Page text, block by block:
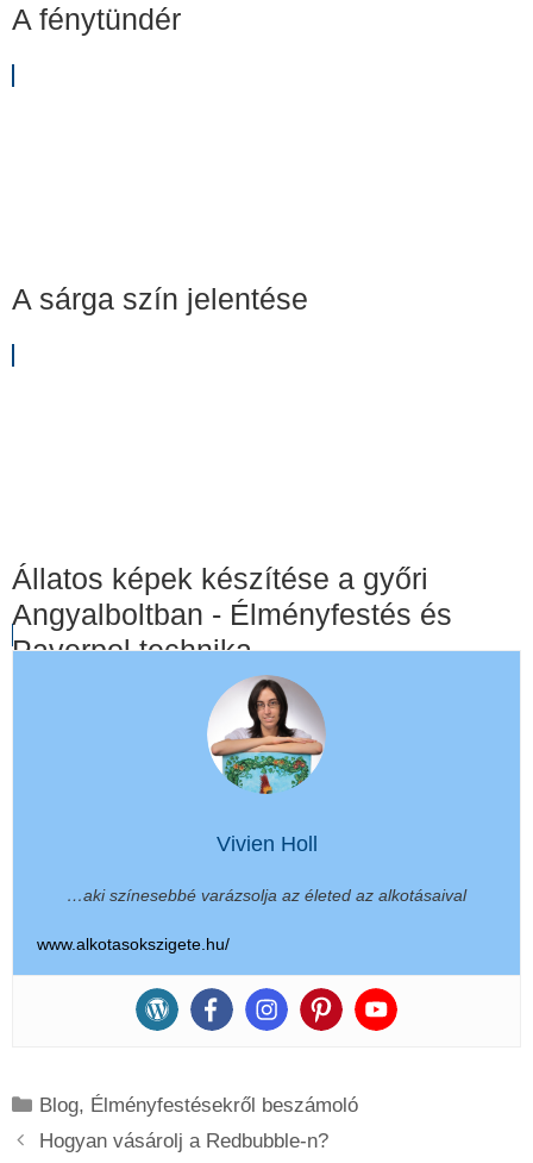
A fénytündér
A sárga szín jelentése
Állatos képek készítése a győri
Angyalboltban - Élményfestés és
Paverpol technika
Vivien Holl
…aki színesebbé varázsolja az életed az alkotásaival
www.alkotasokszigete.hu/
Kategória
Blog, Élményfestésekről beszámoló
Hogyan vásárolj a Redbubble-n?